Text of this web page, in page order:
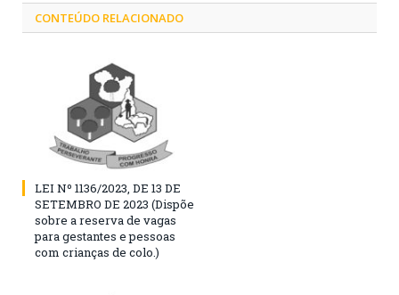
CONTEÚDO RELACIONADO
LEI Nº 1136/2023, DE 13 DE
SETEMBRO DE 2023 (Dispõe
sobre a reserva de vagas
para gestantes e pessoas
com crianças de colo.)